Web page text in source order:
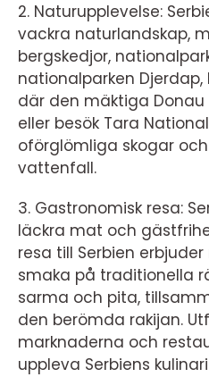
2. Naturupplevelse:
vackra naturlandskap,
bergskedjor,
nationalparken
där den mäktiga
eller besök Tara
oförglömliga skogar
vattenfall.
3. Gastronomisk resa:
läckra mat och
resa till Serbien
smaka på traditionella
sarma och pita,
den berömda rakijan.
marknaderna och
uppleva Serbiens